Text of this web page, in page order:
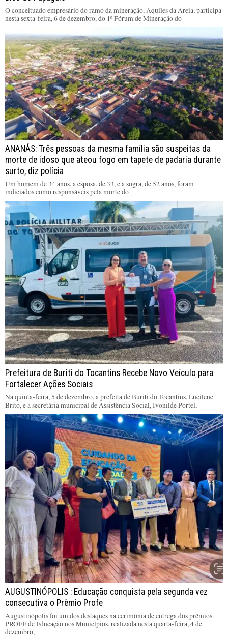
O conceituado empresário do ramo da mineração, Aquiles da Areia, participa
nesta sexta-feira, 6 de dezembro, do 1º Fórum de Mineração do
ANANÁS: Três pessoas da mesma família são suspeitas da
morte de idoso que ateou fogo em tapete de padaria durante
surto, diz polícia
Um homem de 34 anos, a esposa, de 33, e a sogra, de 52 anos, foram
indiciados como responsáveis pela morte do
Prefeitura de Buriti do Tocantins Recebe Novo Veículo para
Fortalecer Ações Sociais
Na quinta-feira, 5 de dezembro, a prefeita de Buriti do Tocantins, Lucilene
Brito, e a secretária municipal de Assistência Social, Ivonilde Portel,
AUGUSTINÓPOLIS : Educação conquista pela segunda vez
consecutiva o Prêmio Profe
Augustinópolis foi um dos destaques na cerimônia de entrega dos prêmios
PROFE de Educação nos Municípios, realizada nesta quarta-feira, 4 de
dezembro,